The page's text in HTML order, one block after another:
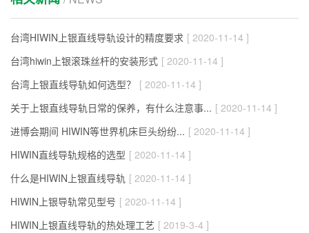
台湾HIWIN上银直线导轨设计的精度要求 [ 2020-11-14 ]
台湾hiwin上银滚珠丝杆的安装形式 [ 2020-11-14 ]
台湾上银直线导轨如何选型？
[ 2020-11-14 ]
关于上银直线导轨日常的保养，有什么注意事... [ 2020-11-14 ]
进博会期间 HIWIN等世界机床巨头纷纷... [ 2020-11-14 ]
HIWIN直线导轨规格的选型 [ 2020-11-14 ]
什么是HIWIN上银直线导轨 [ 2020-11-14 ]
HIWIN上银导轨常见型号 [ 2020-11-14 ]
HIWIN上银直线导轨的热处理工艺 [ 2019-3-4 ]